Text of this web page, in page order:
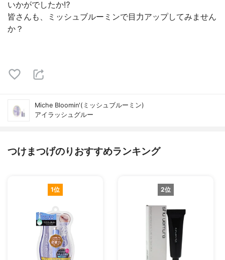
いかがでしたか⁉️
皆さんも、ミッシュブルーミンで目力アップしてみません
か？
Miche Bloomin'(ミッシュブルーミン)
アイラッシュグルー
つけまつげのりおすすめランキング
1位 2位